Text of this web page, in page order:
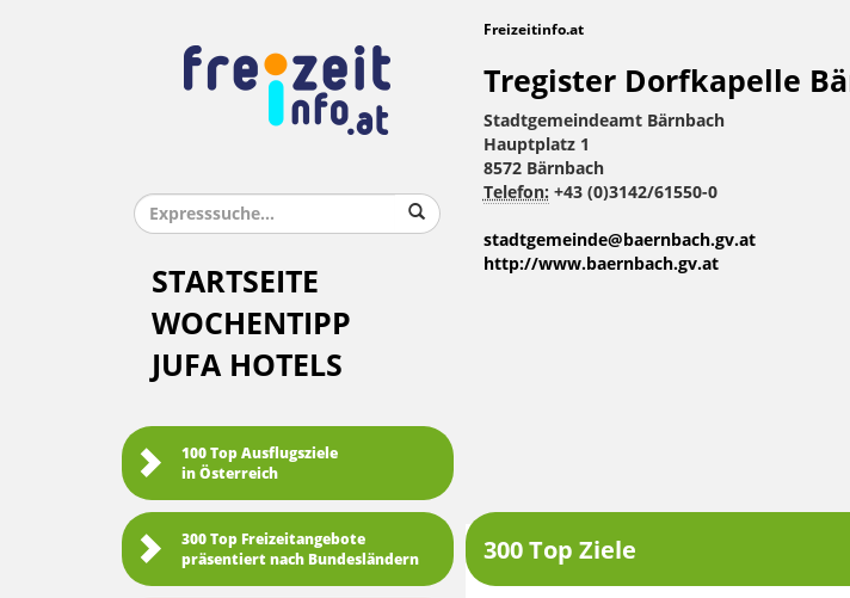
STARTSEITE
WOCHENTIPP
JUFA HOTELS
100 Top Ausflugsziele
in Österreich
300 Top Freizeitangebote
präsentiert nach Bundesländern
Freizeitinfo.at
Tregister Dorfkapelle
Stadtgemeindeamt Bärnbach
Hauptplatz 1
8572 Bärnbach
Telefon: +43 (0)3142/61550-0
stadtgemeinde@baernbach.gv.at
http://www.baernbach.gv.at
300 Top Ziele